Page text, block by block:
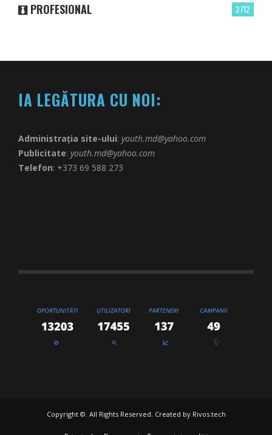
2712
PROFESIONAL
IA LEGĂTURA CU NOI:
Administrația site-ului: youth.md@yahoo.com
Publicitate: youth.md@yahoo.com
Telefon: +373 69 588 273
Copyright ©. All Rights Reserved. Created by Rivos.tech